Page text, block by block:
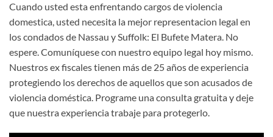
Cuando usted esta enfrentando cargos de violencia
domestica, usted necesita la mejor representacion legal en
los condados de Nassau y Suffolk: El Bufete Matera. No
espere. Comuníquese con nuestro equipo legal hoy mismo.
Nuestros ex fiscales tienen más de 25 años de experiencia
protegiendo los derechos de aquellos que son acusados de
violencia doméstica. Programe una consulta gratuita y deje
que nuestra experiencia trabaje para protegerlo.